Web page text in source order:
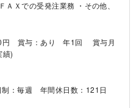
ＡＸでの受発注業務 ・その他、
円 賞与：あり 年1回 賞与月
績)
：毎週 年間休日数：121日